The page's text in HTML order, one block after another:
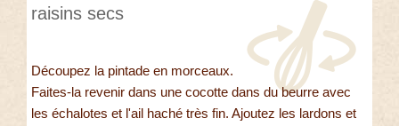
raisins secs
Découpez la pintade en morceaux.
Faites-la revenir dans une cocotte dans du beurre avec
les échalotes et l'ail haché très fin. Ajoutez les lardons et